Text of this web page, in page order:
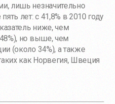
лишь незначительно
лет: с 41,8% в 2010 году
ниже, чем
но выше, чем
(около 34%), а также
как Норвегия, Швеция